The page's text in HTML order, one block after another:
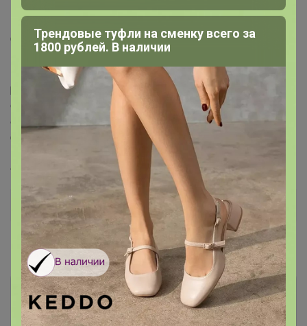
Описание
Состав: 100% хлопок кулирная гладь Детали • Высота
пояса : стандартная • Эластичный пояс • Резинка на
поясе вшивная, закрыта, не соприкасается с телом
ребенка Состав и уход • 100% хлопок • Температура
стирки 40° • Гладить при низкой температуре / не
отбеливать • Барабанная сушка на слабом режиме •
Сухая чистка запрещена
Артикул
Дополнительная информация
Комментарии 1
Трендовые туфли на сменку всего за
1800 рублей. В наличии